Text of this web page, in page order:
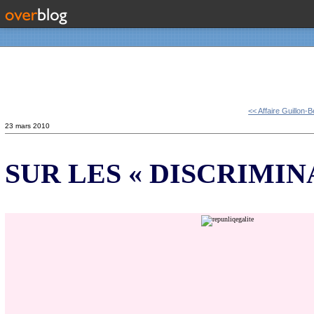
<< Affaire Guillon-
23 mars 2010
SUR LES «